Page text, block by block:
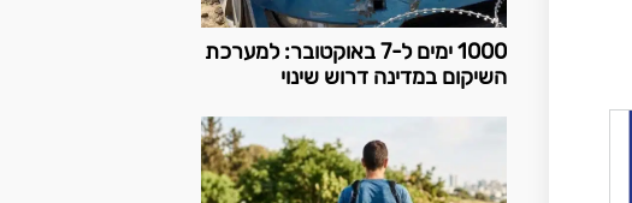
1000 ימים ל-7 באוקטובר: למערכת
השיקום במדינה דרוש שינוי